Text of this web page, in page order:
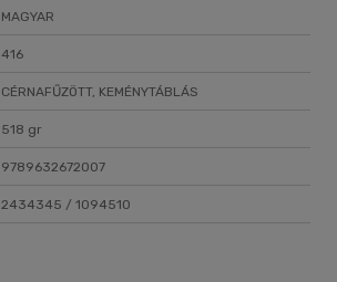
MAGYAR
416
CÉRNAFŰZÖTT, KEMÉNYTÁBLÁS
518 gr
9789632672007
2434345 / 1094510